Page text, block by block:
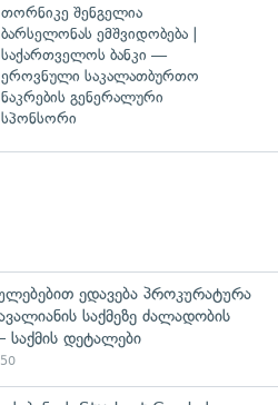
თორნიკე შენგელია
ბარსელონას ემშვიდობება |
საქართველოს ბანკი —
ეროვნული საკალათბურთო
ნაკრების გენერალური
სპონსორი
ედავება პროკურატურა
საქმეზე ძალადობის
საქმის დეტალები